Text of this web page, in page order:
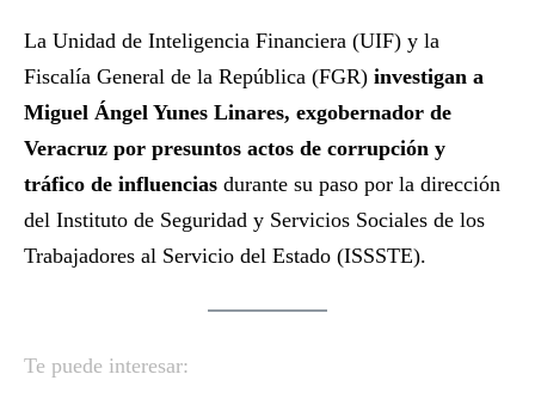
La Unidad de Inteligencia Financiera (UIF) y la
Fiscalía General de la República (FGR) investigan a
Miguel Ángel Yunes Linares, exgobernador de
Veracruz por presuntos actos de corrupción y
tráfico de influencias durante su paso por la dirección
del Instituto de Seguridad y Servicios Sociales de los
Trabajadores al Servicio del Estado (ISSSTE).
Te puede interesar: